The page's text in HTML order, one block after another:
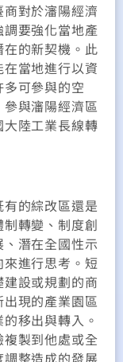
對於瀋陽經濟
要強化當地產
的新契機。此
當地進行以資
可參與的空
與瀋陽經濟區
陸工業長線轉
的綜改區還是
轉變、制度創
潛在全國性示
進行思考。短
設或規劃的商
現的產業園區
移出與轉入。
製到他處或全